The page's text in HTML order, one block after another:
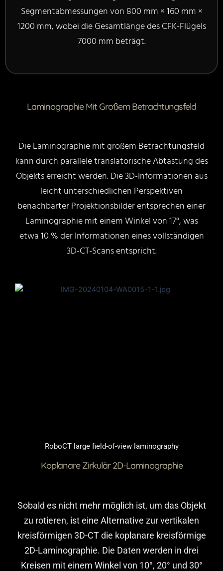
Segmentabmessungen von 800 mm × 160 mm ×
1200 mm, wobei die Gesamtlänge des CFK-Flügels
7000 mm beträgt.
Laminographie Mit Großem Betrachtungsfeld
Die Laminographie mit großem Betrachtungsfeld
kann durch parallele translatorische Abtastung des
Objekts erreicht werden. Die 3D-Informationen aus
leicht unterschiedlichen Perspektiven
benachbarter Projektionsbilder entsprechen einer
Laminographie mit einem Winkel von 17°, was
etwa 10 % der Informationen eines vollständigen
3D-CT-Scans entspricht.
RoboCT large field-of-view laminography
Koplanare Zirkulär 2D-Laminographie
Sobald es nicht mehr möglich ist, um das Objekt
zu rotieren, ist eine Alternative zur vertikalen
kreisförmigen 3D-CT die koplanare kreisförmige
2D-Laminographie. Die Daten werden in drei
Kreisen mit einem Winkel von 10°, 20° und 30°